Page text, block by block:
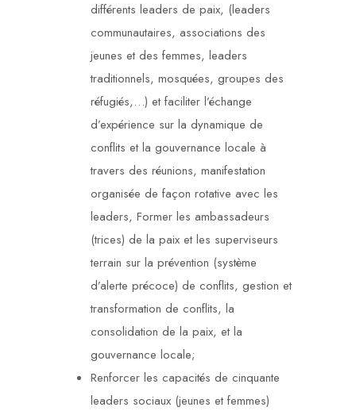
différents leaders de paix, (leaders
communautaires, associations des
jeunes et des femmes, leaders
traditionnels, mosquées, groupes des
réfugiés,…) et faciliter l’échange
d’expérience sur la dynamique de
conflits et la gouvernance locale à
travers des réunions, manifestation
organisée de façon rotative avec les
leaders, Former les ambassadeurs
(trices) de la paix et les superviseurs
terrain sur la prévention (système
d’alerte précoce) de conflits, gestion et
transformation de conflits, la
consolidation de la paix, et la
gouvernance locale;
Renforcer les capacités de cinquante
leaders sociaux (jeunes et femmes)